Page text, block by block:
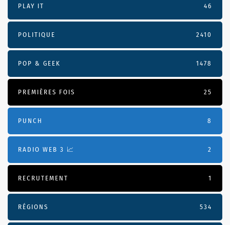
PLAY IT 46
POLITIQUE 2410
POP & GEEK 1478
PREMIÈRES FOIS 25
PUNCH 8
RADIO WEB 3 📈 2
RECRUTEMENT 1
RÉGIONS 534